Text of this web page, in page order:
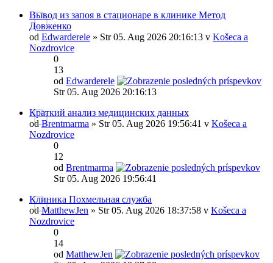
Вывод из запоя в стационаре в клинике Метод
Довженко
od Edwarderele » Str 05. Aug 2026 20:16:13 v Košeca a
Nozdrovice
0
13
od Edwarderele
Str 05. Aug 2026 20:16:13
Краткий анализ медицинских данных
odBrentmarma » Str 05. Aug 2026 19:56:41 v Košeca a
Nozdrovice
0
12
od Brentmarma
Str 05. Aug 2026 19:56:41
Клиника Похмельная служба
odMatthewJen » Str 05. Aug 2026 18:37:58 v Košeca a
Nozdrovice
0
14
od MatthewJen